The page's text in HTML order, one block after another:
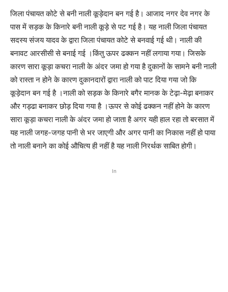
जिला पंचायत कोटे से बनी नाली कूड़ेदान बन गई है। आजाद नगर देव नगर के
पास में सड़क के किनारे बनी नाली कूड़े से पट गई है। यह नाली जिला पंचायत
सदस्य संजय यादव के द्वारा जिला पंचायत कोटे से बनवाई गई थी। नाली की
बनावट आरसीसी से बनाई गई ।किंतु ऊपर ढक्कन नहीं लगाया गया। जिसके
कारण सारा कूड़ा कचरा नाली के अंदर जमा हो गया है दुकानों के सामने बनी नाली
को रास्ता न होने के कारण दुकानदारों द्वारा नाली को पाट दिया गया जो कि
कूड़ेदान बन गई है ।नाली को सड़क के किनारे बगैर मानक के टेढ़ा-मेढ़ा बनाकर
और गड्ढा बनाकर छोड़ दिया गया है ।ऊपर से कोई ढक्कन नहीं होने के कारण
सारा कूड़ा कचरा नाली के अंदर जमा हो जाता है अगर यही हाल रहा तो बरसात में
यह नाली जगह-जगह पानी से भर जाएगी और अगर पानी का निकास नहीं हो पाया
तो नाली बनाने का कोई औचित्य ही नहीं है यह नाली निरर्थक साबित होगी।
In